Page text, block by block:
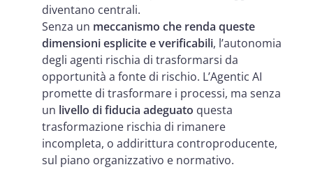
diventano centrali.
Senza un meccanismo che renda queste
dimensioni esplicite e verificabili, l’autonomia
degli agenti rischia di trasformarsi da
opportunità a fonte di rischio. L’Agentic AI
promette di trasformare i processi, ma senza
un livello di fiducia adeguato questa
trasformazione rischia di rimanere
incompleta, o addirittura controproducente,
sul piano organizzativo e normativo.